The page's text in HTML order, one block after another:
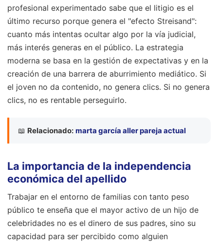
profesional experimentado sabe que el litigio es el
último recurso porque genera el "efecto Streisand":
cuanto más intentas ocultar algo por la vía judicial,
más interés generas en el público. La estrategia
moderna se basa en la gestión de expectativas y en la
creación de una barrera de aburrimiento mediático. Si
el joven no da contenido, no genera clics. Si no genera
clics, no es rentable perseguirlo.
📖 Relacionado: marta garcía aller pareja actual
La importancia de la independencia
económica del apellido
Trabajar en el entorno de familias con tanto peso
público te enseña que el mayor activo de un hijo de
celebridades no es el dinero de sus padres, sino su
capacidad para ser percibido como alguien